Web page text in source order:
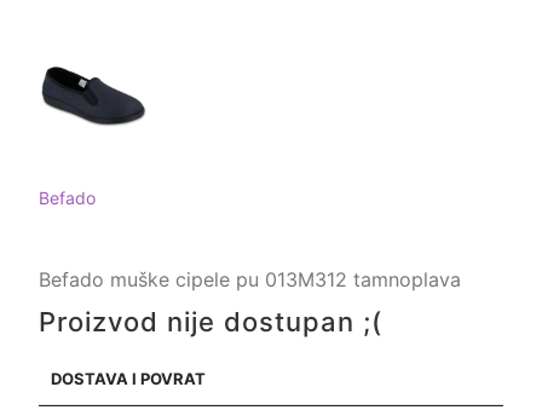
Befado
Befado muške cipele pu 013M312 tamnoplava
Proizvod nije dostupan ;(
DOSTAVA I POVRAT